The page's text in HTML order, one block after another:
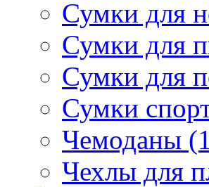
Сумки для
Сумки для
Сумки для
Сумки
Чемоданы
Чехлы для